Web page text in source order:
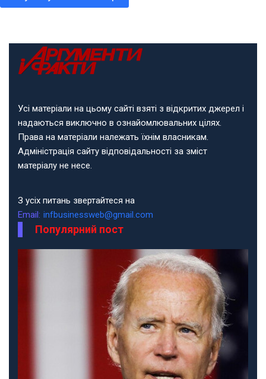
Усі матеріали на цьому сайті взяті з відкритих джерел і
надаються виключно в ознайомлювальних цілях.
Права на матеріали належать їхнім власникам.
Адміністрація сайту відповідальності за зміст
матеріалу не несе.
З усіх питань звертайтеся на
Email: infbusinessweb@gmail.com
Популярний пост